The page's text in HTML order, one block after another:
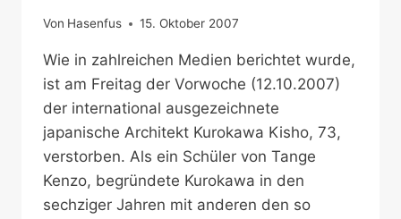
Von Hasenfus 15. Oktober 2007
Wie in zahlreichen Medien berichtet wurde,
ist am Freitag der Vorwoche (12.10.2007)
der international ausgezeichnete
japanische Architekt Kurokawa Kisho, 73,
verstorben. Als ein Schüler von Tange
Kenzo, begründete Kurokawa in den
sechziger Jahren mit anderen den so